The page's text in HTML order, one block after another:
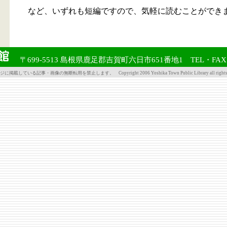
など、いずれも短編ですので、気軽に読むことができ
〒699-5513 島根県鹿足郡吉賀町六日市651番地1 TEL・FAX
に掲載している記事・画像の無断転用を禁止します。 Copyright 2006 Yoshika Town Public Library all rights